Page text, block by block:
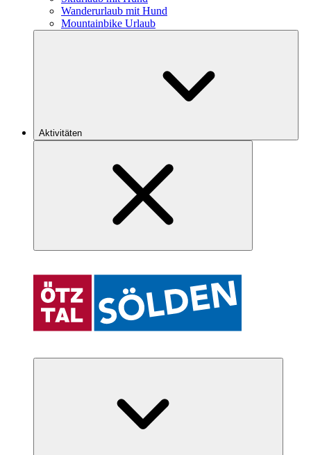
Wanderurlaub mit Hund
Mountainbike Urlaub
Aktivitäten